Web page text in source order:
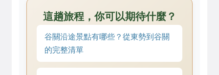
這趟旅程，你可以期待什麼？
谷關沿途景點有哪些？從東勢到谷關
的完整清單